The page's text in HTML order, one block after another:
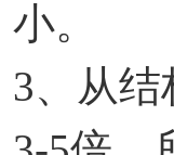
小。
3、从